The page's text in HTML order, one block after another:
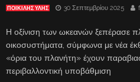
ΠΟΙΚΙΛΗΣ ΥΛΗΣ 30 Σεπτεμβρίου 2025
Η οξίνιση των ωκεανών ξεπέρασε
οικοσυστήματα, σύμφωνα με νέα
«όρια του πλανήτη» έχουν
περιβαλλοντική υποβάθμιση